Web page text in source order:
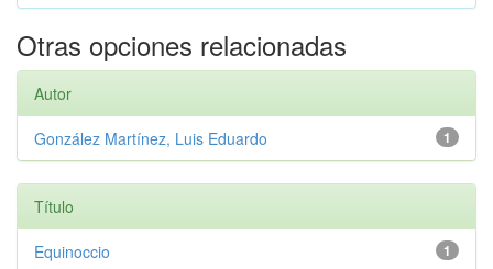
Otras opciones relacionadas
Autor
1
González Martínez, Luis Eduardo
Título
1
Equinoccio